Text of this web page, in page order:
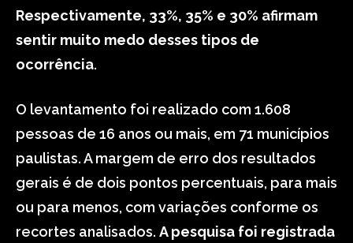
Respectivamente, 33%, 35% e 30% afirmam
sentir muito medo desses tipos de
ocorrência.
O levantamento foi realizado com 1.608
pessoas de 16 anos ou mais, em 71 municípios
paulistas. A margem de erro dos resultados
gerais é de dois pontos percentuais, para mais
ou para menos, com variações conforme os
recortes analisados. A pesquisa foi registrada